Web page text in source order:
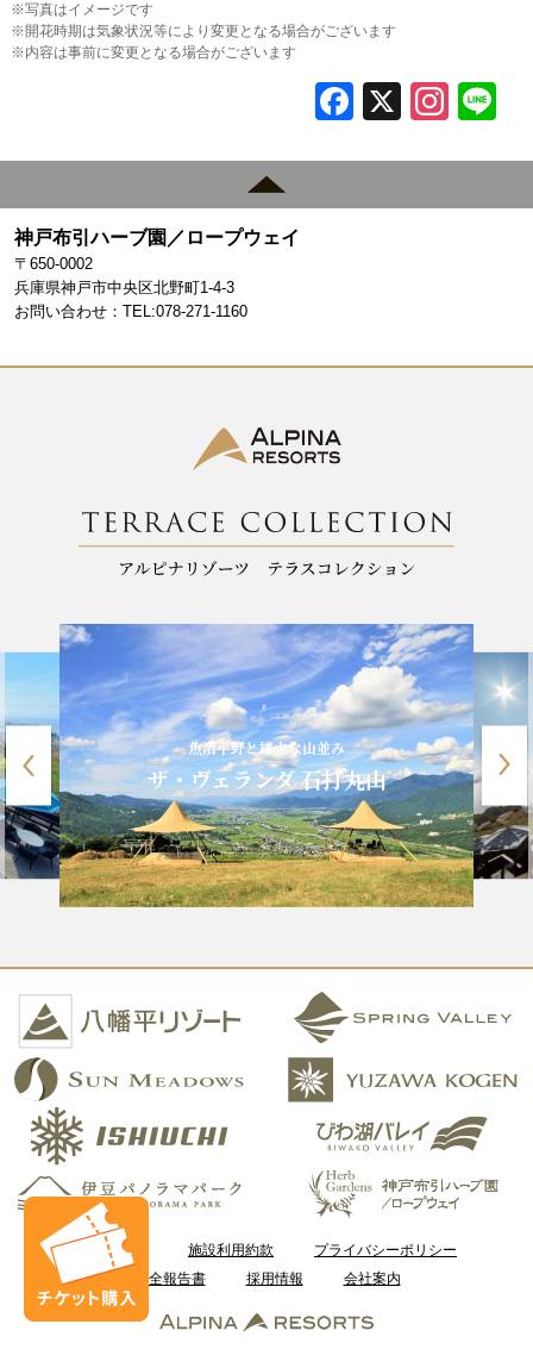
※写真はイメージです
※開花時期は気象状況等により変更となる場合がございます
※内容は事前に変更となる場合がございます
F
e
k
X In
gr
神戸布引ハーブ園／ロープウェイ
〒650-0002
兵庫県神戸市中央区北野町1-4-3
お問い合わせ：TEL:078-271-1160
魚沼平野と雄大な山並み
ザ・ヴェランダ 石打丸山
ご利用案内 施設利用約款
プライバシーポリシー
安全報告書
採用情報 会社案内